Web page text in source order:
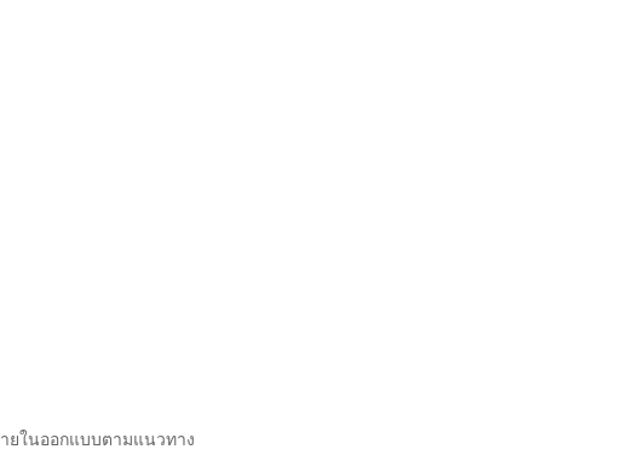
ยในออกแบบตามแนวทาง